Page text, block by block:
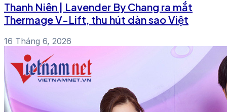
Thanh Niên | Lavender By Chang ra mắt
Thermage V-Lift, thu hút dàn sao Việt
16 Tháng 6, 2026